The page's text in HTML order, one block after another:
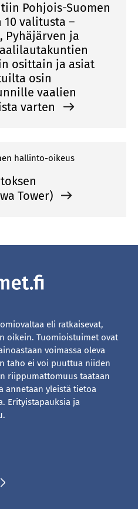
Pohjois-Suomen
valitusta –
Pyhäjärven ja
osittain ja asiat
osin
vaalien
varten
hallinto-oikeus
Tower)
eli ratkaisevat,
oikein. Tuomioistuimet ovat
voimassa oleva
taho ei voi puuttua niiden
riippumattomuus taataan
annetaan yleistä tietoa
Erityistapauksia ja